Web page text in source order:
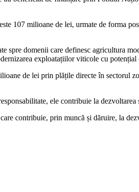
107 milioane de lei, urmate de forma
spre domenii care definesc agricultura
exploatațiilor viticole cu
de lei prin plățile directe în sectorul
ele contribuie la dezvoltarea
contribuie, prin muncă și dăruire, la